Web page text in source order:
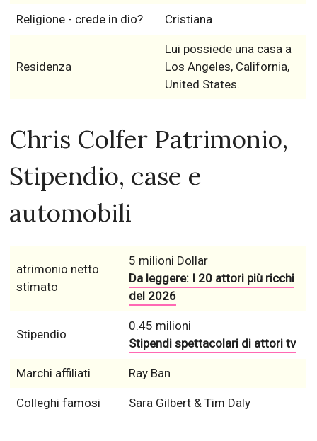
Religione - crede in dio? Cristiana
Residenza
Lui possiede una casa a
Los Angeles, California,
United States.
Chris Colfer Patrimonio,
Stipendio, case e
automobili
atrimonio netto
stimato
5 milioni Dollar
Da leggere: I 20 attori più ricchi
del 2026
Stipendio
0.45 milioni
Stipendi spettacolari di attori tv
Marchi affiliati Ray Ban
Colleghi famosi Sara Gilbert & Tim Daly